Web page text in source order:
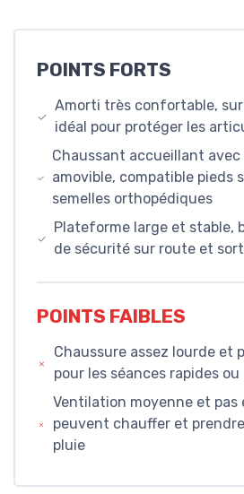
POINTS FORTS
Amorti très confortable,
idéal pour protéger les
Chaussant accueillant
amovible, compatible pieds
semelles orthopédiques
Plateforme large et stable,
de sécurité sur route et
POINTS FAIBLES
Chaussure assez lourde et
pour les séances rapides
Ventilation moyenne et pas
peuvent chauffer et prendre
pluie